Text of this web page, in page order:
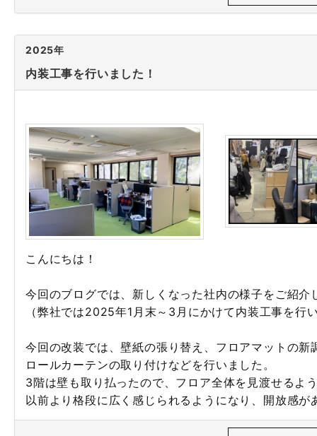
2025年
内装工事を行いました！
こんにちは！
今回のブログでは、新しくなった社内の様子をご紹介
（弊社では2025年1月末～3月にかけて内装工事を行
今回の改装では、壁紙の張り替え、フロアマットの新
ロールカーテンの取り付けなどを行いました。
3階は壁も取り払ったので、フロア全体を見渡せるよ
以前より格段に広く感じられるようになり、開放感が